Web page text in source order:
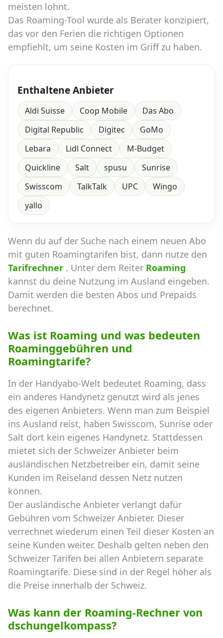
meisten lohnt.
Das Roaming-Tool wurde als Berater konzipiert,
das vor den Ferien die richtigen Optionen
empfiehlt, um seine Kosten im Griff zu haben.
Enthaltene Anbieter
Aldi Suisse Coop Mobile
Das Abo
Digital Republic
Digitec
GoMo
Lebara
Lidl Connect
M-Budget
Quickline
Salt spusu
Sunrise
Swisscom
TalkTalk UPC
Wingo
yallo
Wenn du auf der Suche nach einem neuen Abo
mit guten Roamingtarifen bist, dann nutze den
Tarifrechner . Unter dem Reiter Roaming
kannst du deine Nutzung im Ausland eingeben.
Damit werden die besten Abos und Prepaids
berechnet.
Was ist Roaming und was bedeuten
Roaminggebühren und
Roamingtarife?
In der Handyabo-Welt bedeutet Roaming, dass
ein anderes Handynetz genutzt wird als jenes
des eigenen Anbieters. Wenn man zum Beispiel
ins Ausland reist, haben Swisscom, Sunrise oder
Salt dort kein eigenes Handynetz. Stattdessen
mietet sich der Schweizer Anbieter beim
ausländischen Netzbetreiber ein, damit seine
Kunden im Reiseland dessen Netz nutzen
können.
Der ausländische Anbieter verlangt dafür
Gebühren vom Schweizer Anbieter. Dieser
verrechnet wiederum einen Teil dieser Kosten an
seine Kunden weiter. Deshalb gelten neben den
Schweizer Tarifen bei allen Anbietern separate
Roamingtarife. Diese sind in der Regel höher als
die Preise innerhalb der Schweiz.
Was kann der Roaming-Rechner von
dschungelkompass?